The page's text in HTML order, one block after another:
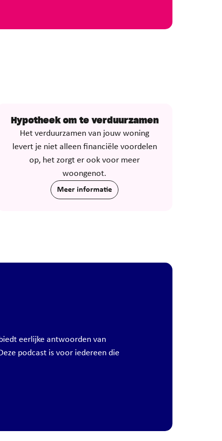
Hypotheek om te verduurzamen
Het verduurzamen van jouw woning
levert je niet alleen financiële voordelen
op, het zorgt er ook voor meer
woongenot.
Meer informatie
eerlijke antwoorden van
podcast is voor iedereen die